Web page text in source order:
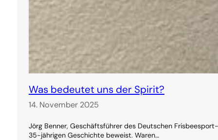
Was bedeutet uns der Spirit?
14. November 2025
Jörg Benner, Geschäftsführer des Deutschen
35-jährigen Geschichte beweist. Waren…